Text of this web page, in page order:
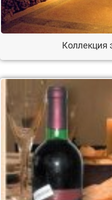
Коллекция